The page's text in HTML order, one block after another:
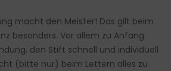
macht den Meister! Das gilt beim
besonders. Vor allem zu Anfang
den Stift schnell und individuell
(bitte nur) beim Lettern alles zu